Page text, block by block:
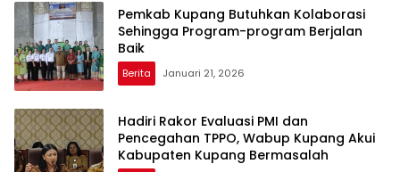
Pemkab Kupang Butuhkan Kolaborasi
Sehingga Program-program Berjalan
Baik
Berita Januari 21, 2026
Hadiri Rakor Evaluasi PMI dan
Pencegahan TPPO, Wabup Kupang Akui
Kabupaten Kupang Bermasalah